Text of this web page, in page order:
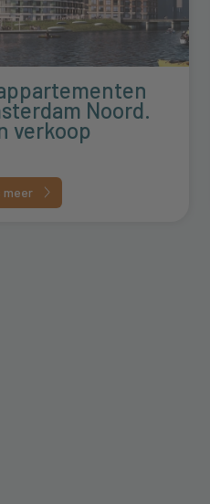
Noord.
verkoop
meer